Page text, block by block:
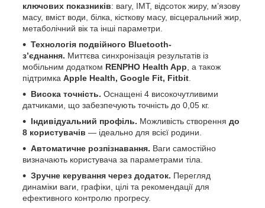
ключових показників: вагу, ІМТ, відсоток жиру, м’язову
масу, вміст води, білка, кісткову масу, вісцеральний жир,
метаболічний вік та інші параметри.
Технологія подвійного Bluetooth-
з’єднання. Миттєва синхронізація результатів із
мобільним додатком RENPHO Health App , а також
підтримка Apple Health, Google Fit, Fitbit
Висока точність. Оснащені 4 високочутливими
датчиками, що забезпечують точність до 0,05 кг.
Індивідуальний профіль. Можливість створення до
8 користувачів — ідеально для всієї родини.
Автоматичне розпізнавання. Ваги самостійно
визначають користувача за параметрами тіла.
Зручне керування через додаток. Перегляд
динаміки ваги, графіки, цілі та рекомендації для
ефективного контролю прогресу.